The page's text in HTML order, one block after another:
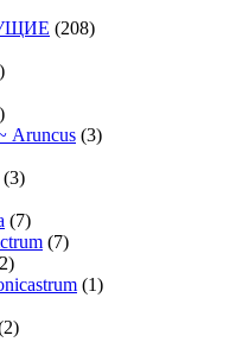
(208)
Aruncus (3)
(3)
(7)
(7)
(1)